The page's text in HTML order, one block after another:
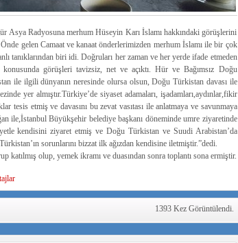
Radyosuna merhum Hüseyin Karı İslamı hakkındaki görüşlerini
gelen Camaat ve kanaat önderlerimizden merhum İslamı ile bir çok
tanıklarından biri idi. Doğruları her zaman ve her yerde ifade etmeden
görüşleri tavizsiz, net ve açıktı. Hür ve Bağımsız Doğu
ile ilgili dünyanın neresinde olursa olsun, Doğu Türkistan davası ile
yer almıştır.Türkiye’de siyaset adamaları, işadamları,aydınlar,fikir
tesis etmiş ve davasını bu zevat vasıtası ile anlatmaya ve savunmaya
ile,İstanbul Büyükşehir belediye başkanı döneminde umre ziyaretinde
kendisini ziyaret etmiş ve Doğu Türkistan ve Suudi Arabistan’da
sorunlarını bizzat ilk ağızdan kendisine iletmiştir.”dedi.
katılmış olup, yemek ikramı ve duasından sonra toplantı sona ermiştir.
1393 Kez Görüntülendi.